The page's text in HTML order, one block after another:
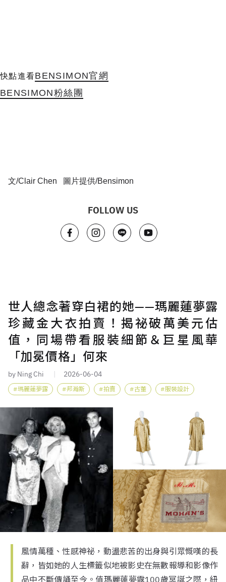
快點進看BENSIMON官網
BENSIMON粉絲團
文/Clair Chen 圖片提供/Bensimon
FOLLOW US
世人總念著穿白裙的她——瑪麗蓮夢露
珍藏金大衣拍賣！揭祕破萬美元估
值，同場帶看服裝細節＆巨星風華
「加冕價格」何來
by Ning Chi 2026-06-04
瑪麗蓮夢露 邦瀚斯 拍賣 古董 服裝設計
風情萬種、性感神祕，動盪悲苦的出身與引眾慨嘆的長
辭，皆如她的人生標籤似地被影史在無數報導和影像作
品中不斷傳誦至今。值瑪麗蓮夢露100歲冥誕之際，紐